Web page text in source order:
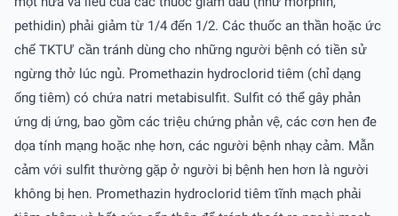
pethidin) phải giảm từ 1/4 đến 1/2. Các thuốc an thần hoặc ức
chế TKTƯ cần tránh dùng cho những người bệnh có tiền sử
ngừng thở lúc ngủ. Promethazin hydroclorid tiêm (chỉ dạng
ống tiêm) có chứa natri metabisulfit. Sulfit có thể gây phản
ứng dị ứng, bao gồm các triệu chứng phản vệ, các cơn hen đe
dọa tính mạng hoặc nhẹ hơn, các người bệnh nhạy cảm. Mẫn
cảm với sulfit thường gặp ở người bị bệnh hen hơn là người
không bị hen. Promethazin hydroclorid tiêm tĩnh mạch phải